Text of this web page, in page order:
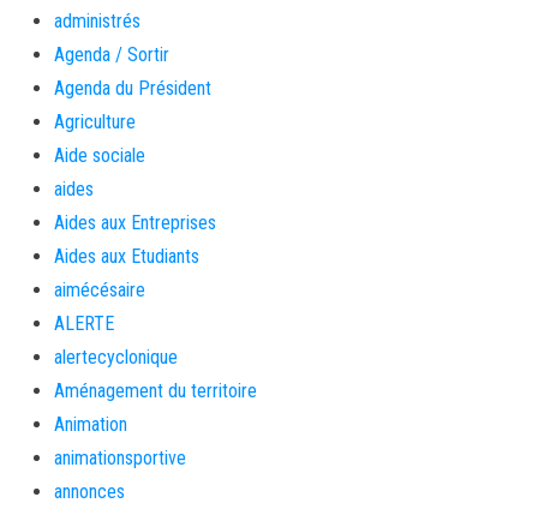
administrés
Agenda / Sortir
Agenda du Président
Agriculture
Aide sociale
aides
Aides aux Entreprises
Aides aux Etudiants
aimécésaire
ALERTE
alertecyclonique
Aménagement du territoire
Animation
animationsportive
annonces